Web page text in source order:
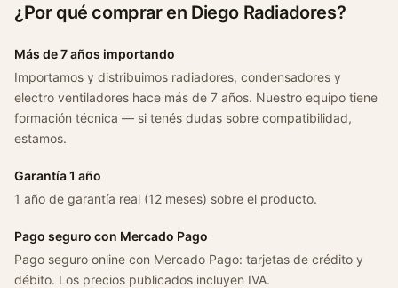
¿Por qué comprar en Diego Radiadores?
Más de 7 años importando
Importamos y distribuimos radiadores, condensadores y
electro ventiladores hace más de 7 años. Nuestro equipo tiene
formación técnica — si tenés dudas sobre compatibilidad,
estamos.
Garantía 1 año
1 año de garantía real (12 meses) sobre el producto.
Pago seguro con Mercado Pago
Pago seguro online con Mercado Pago: tarjetas de crédito y
débito. Los precios publicados incluyen IVA.